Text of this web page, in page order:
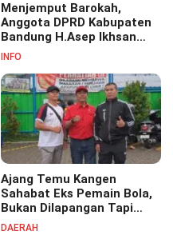
Menjemput Barokah,
Anggota DPRD Kabupaten
Bandung H.Asep Ikhsan
S.Pd.M.M Hadiri Haul Akbar
Pesantren Cipasung.
INFO
Ajang Temu Kangen
Sahabat Eks Pemain Bola,
Bukan Dilapangan Tapi
Ditongkrongan
DAERAH